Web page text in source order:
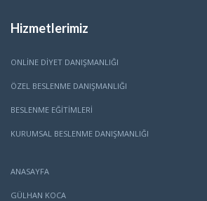
Hizmetlerimiz
ONLINE DIYET DANIŞMANLIĞI
ÖZEL BESLENME DANIŞMANLIĞI
BESLENME EĞITIMLERI
KURUMSAL BESLENME DANIŞMANLIĞI
ANASAYFA
GÜLHAN KOCA